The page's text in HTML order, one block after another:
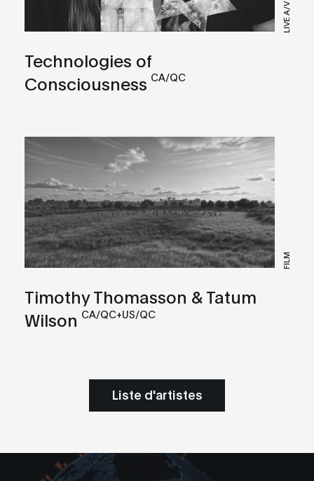
LIVE A/V
Technologies of
Consciousness CA/QC
FILM
Timothy Thomasson & Tatum
Wilson CA/QC+US/QC
Liste d'artistes